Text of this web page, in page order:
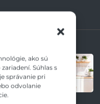
ako sú
Súhlas s
správanie pri
odvolanie
víno či